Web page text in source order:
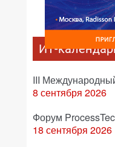
ИТ-
III
8 сентября 2026
Форум
18 сентября 2026